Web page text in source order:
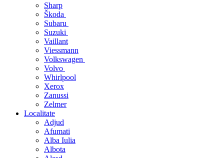
Sharp
Škoda
Subaru
Suzuki
Vaillant
Viessmann
Volkswagen
Volvo
Whirlpool
Xerox
Zanussi
Zelmer
Localitate
Adjud
Afumati
Alba Iulia
Albota